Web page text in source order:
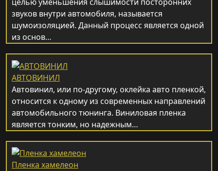
звуков внутри автомобиля, называется
шумоизоляцией. Данный процесс является одной
из основ…
АВТОВИНИЛ
Автовинил, или по-другому, оклейка авто пленкой,
относится к одному из современных направлений
автомобильного тюнинга. Виниловая пленка
является тонким, но надежным…
Пленка хамелеон